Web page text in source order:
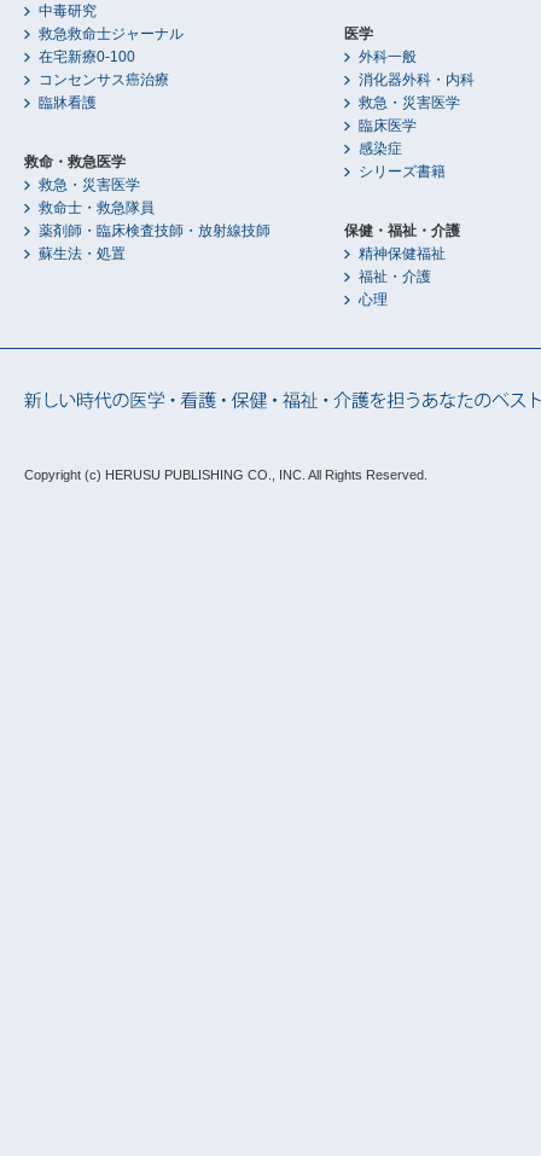
中毒研究
救急救命士ジャーナル
在宅新療0-100
コンセンサス癌治療
臨牀看護
救命・救急医学
救急・災害医学
救命士・救急隊員
薬剤師・臨床検査技師・放射線技師
蘇生法・処置
医学
外科一般
消化器外科・内科
救急・災害医学
臨床医学
感染症
シリーズ書籍
保健・福祉・介護
精神保健福祉
福祉・介護
心理
Copyright (c) HERUSU PUBLISHING CO., INC. All Rights Reserved.